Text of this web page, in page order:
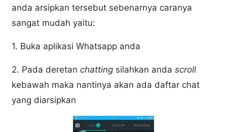
anda arsipkan tersebut sebenarnya caranya
sangat mudah yaitu:
1. Buka aplikasi Whatsapp anda
2. Pada deretanchatting silahkan andascroll
kebawah maka nantinya akan ada daftar chat
yang diarsipkan